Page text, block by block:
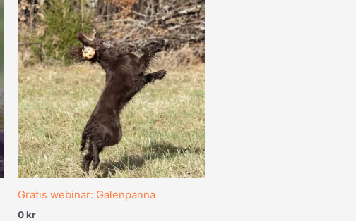
Gratis webinar: Galenpanna
0kr